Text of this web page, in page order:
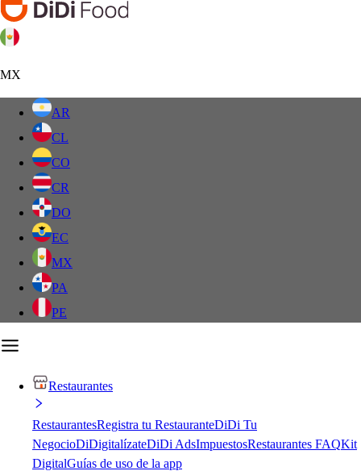
MX
AR
CL
CO
CR
DO
EC
MX
PA
PE
Restaurantes
RestaurantesRegistra tu RestauranteDiDi Tu
NegocioDiDigitalízateDiDi AdsImpuestosRestaurantes FAQKit
DigitalGuías de uso de la app